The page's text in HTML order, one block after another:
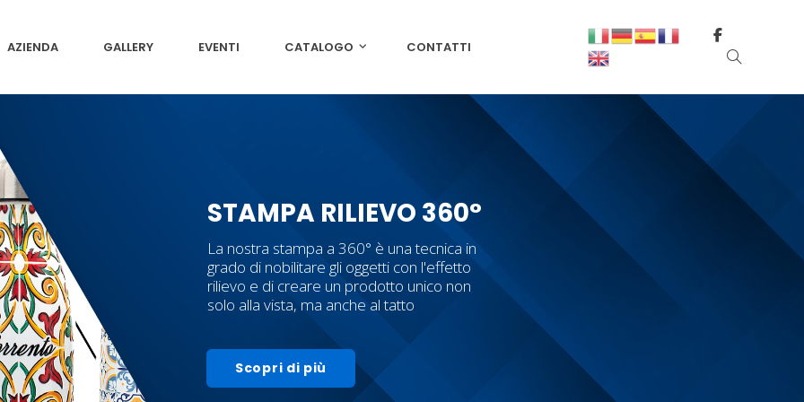
AZIENDA GALLERY EVENTI CATALOGO CONTATTI
STAMPA RILIEVO 360°
Scopri di più
La nostra stampa a 360° è una tecnica in
grado di nobilitare gli oggetti con l'effetto
rilievo e di creare un prodotto unico non
solo alla vista, ma anche al tatto